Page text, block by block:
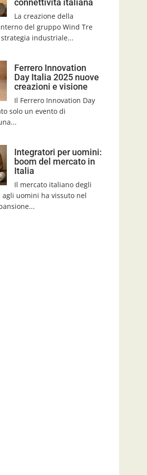
connettività italiana
La creazione della
del gruppo Wind Tre
strategia industriale...
Ferrero Innovation
Day Italia 2025 nuove
creazioni e visione
Il Ferrero Innovation Day
solo un evento di
Integratori per uomini:
boom del mercato in
Italia
Il mercato italiano degli
uomini ha vissuto nel